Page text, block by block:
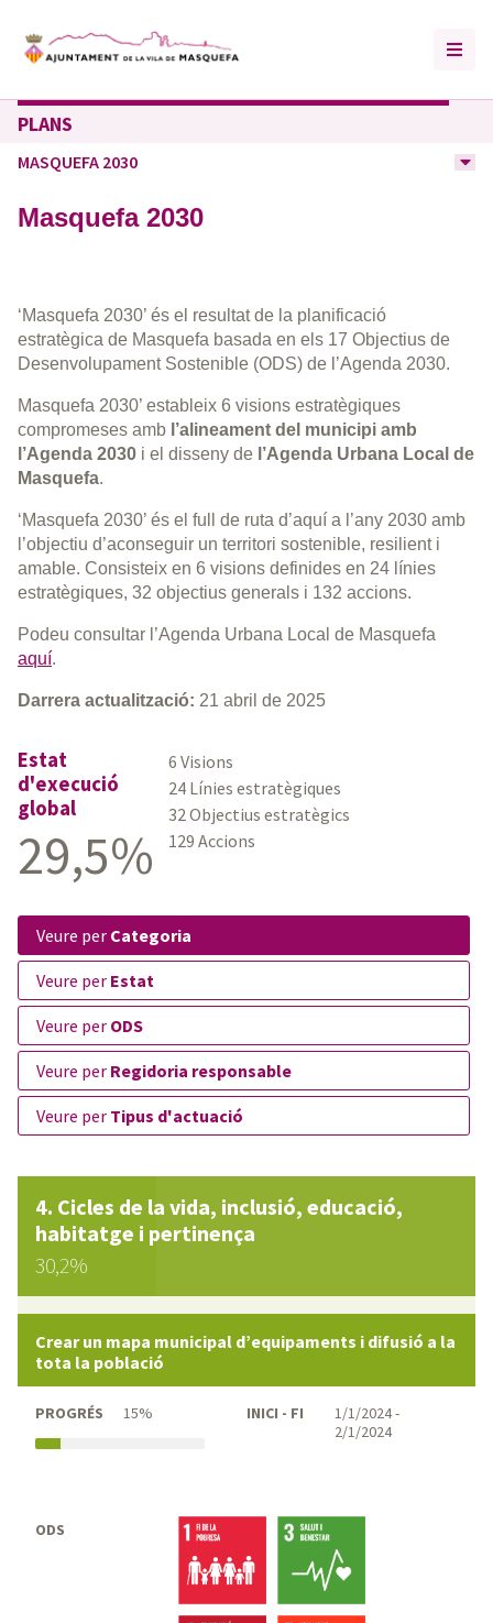
PLANS
MASQUEFA 2030
Masquefa 2030
‘Masquefa 2030’ és el resultat de la planificació
estratègica de Masquefa basada en els 17 Objectius de
Desenvolupament Sostenible (ODS) de l’Agenda 2030.
Masquefa 2030’ estableix 6 visions estratègiques
compromeses amb l’alineament del municipi amb
l’Agenda 2030 i el disseny de l’Agenda Urbana Local de
Masquefa.
‘Masquefa 2030’ és el full de ruta d’aquí a l’any 2030 amb
l’objectiu d’aconseguir un territori sostenible, resilient i
amable. Consisteix en 6 visions definides en 24 línies
estratègiques, 32 objectius generals i 132 accions.
Podeu consultar l’Agenda Urbana Local de Masquefa
aquí.
Darrera actualització: 21 abril de 2025
Estat
d'execució
global
29,5%
6 Visions
24 Línies estratègiques
32 Objectius estratègics
129 Accions
veure per Categoria
veure per Estat
veure per ODS
veure per Regidoria responsable
veure per Tipus d'actuació
Cicles de la vida, inclusió, educació,
habitatge i pertinença
30,2%
Crear un mapa municipal d’equipaments i difusió a la
tota la població
PROGRÉS 15% INICI - FI
1/1/2024 -
2/1/2024
ODS